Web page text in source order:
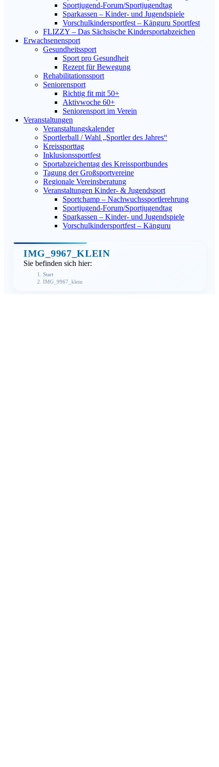
Sportjugend-Forum/Sport­jugend­tag
Sparkassen – Kinder- und Jugendspiele
Vorschulkindersportfest – Känguru Sportfest
FLIZZY – Das Sächsische Kindersportabzeichen
Erwachsenensport
Gesundheitssport
Sport pro Gesundheit
Rezept für Bewegung
Rehabilitationssport
Seniorensport
Richtig fit mit 50+
Aktivwoche 60+
Seniorensport im Verein
Veranstaltungen
Veranstaltungskalender
Sportlerball / Wahl „Sportler des Jahres“
Kreissporttag
Inklusionssportfest
Sportabzeichentag des Kreissportbundes
Tagung der Großsportvereine
Regionale Vereinsberatung
Veranstaltungen Kinder- & Jugendsport
Sportchamp – Nach­wuchs­sportler­ehrung
Sportjugend-Forum/Sport­jugend­tag
Sparkassen – Kinder- und Jugendspiele
Vorschulkindersportfest – Känguru
IMG_9967_KLEIN
Sie befinden sich hier:
Start
IMG_9967_klein